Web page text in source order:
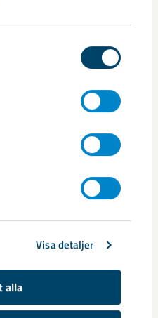
Visa detaljer
alla
upptäckte en
handboll på hög nivå
Norge, Portugal och